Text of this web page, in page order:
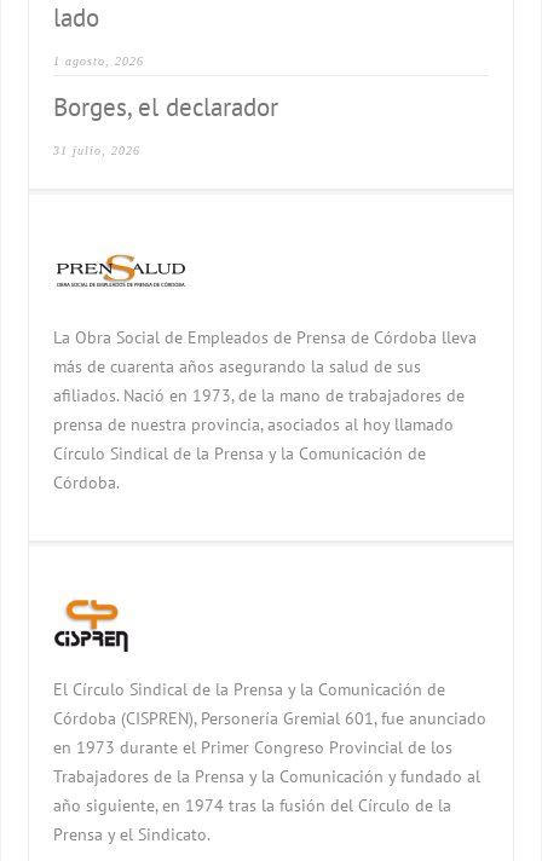
lado
1 agosto, 2026
Borges, el declarador
31 julio, 2026
La Obra Social de Empleados de Prensa de Córdoba lleva
más de cuarenta años asegurando la salud de sus
afiliados. Nació en 1973, de la mano de trabajadores de
prensa de nuestra provincia, asociados al hoy llamado
Círculo Sindical de la Prensa y la Comunicación de
Córdoba.
El Círculo Sindical de la Prensa y la Comunicación de
Córdoba (CISPREN), Personería Gremial 601, fue anunciado
en 1973 durante el Primer Congreso Provincial de los
Trabajadores de la Prensa y la Comunicación y fundado al
año siguiente, en 1974 tras la fusión del Círculo de la
Prensa y el Sindicato.